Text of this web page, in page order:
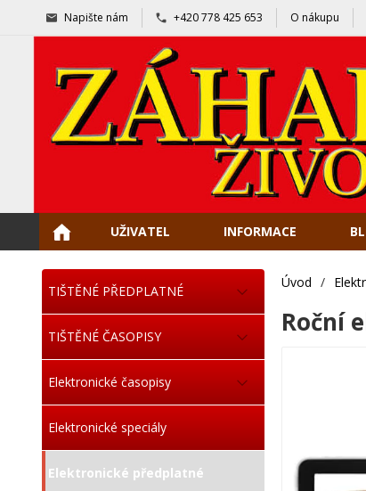
Napište nám +420 778 425 653 O nákupu
UŽIVATEL INFORMACE
TIŠTĚNÉ PŘEDPLATNÉ
TIŠTĚNÉ ČASOPISY
Elektronické časopisy
Elektronické speciály
Elektronické předplatné
Úvod /
Roční